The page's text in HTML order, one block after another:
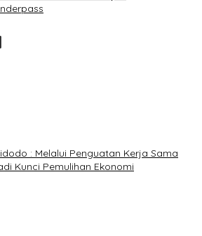
: Melalui Penguatan Kerja Sama
Kunci Pemulihan Ekonomi